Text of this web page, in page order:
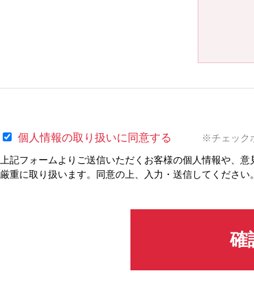
個人情報の取り扱いに同意する
※チェック
上記フォームよりご送信いただくお客様の個人情報や、
厳重に取り扱います。同意の上、入力・送信してください。